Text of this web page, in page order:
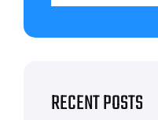
RECENT POSTS